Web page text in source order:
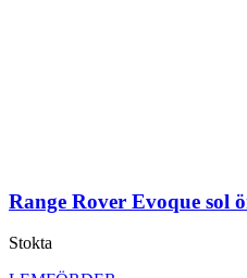
Range Rover Evoque sol
Stokta